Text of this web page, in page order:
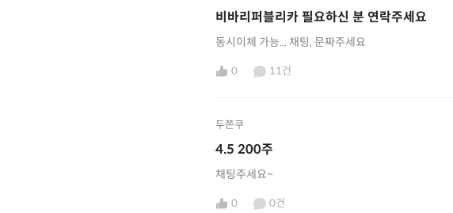
비바리퍼블리카 필요하신 분 연락주세요
동시이체 가능... 채팅, 문짜주세요
0 11건
두쫀쿠
4.5 200주
채팅주세요~
0 0건